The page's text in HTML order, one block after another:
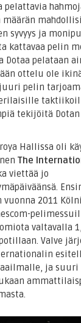
pelattavia
syvyys ja
kattavaa pelin
Dotaa pelataan
ottelu ole
pelin
tekijöitä Dotan
Hallissa oli
The
viettää jo
2011
valtavalla
Valve
ja